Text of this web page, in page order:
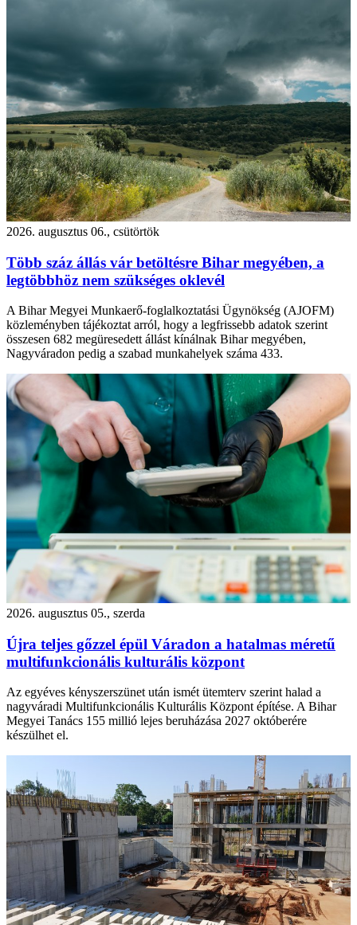
2026. augusztus 06., csütörtök
Több száz állás vár betöltésre Bihar megyében, a
legtöbbhöz nem szükséges oklevél
A Bihar Megyei Munkaerő-foglalkoztatási Ügynökség (AJOFM)
közleményben tájékoztat arról, hogy a legfrissebb adatok szerint
összesen 682 megüresedett állást kínálnak Bihar megyében,
Nagyváradon pedig a szabad munkahelyek száma 433.
2026. augusztus 05., szerda
Újra teljes gőzzel épül Váradon a hatalmas méretű
multifunkcionális kulturális központ
Az egyéves kényszerszünet után ismét ütemterv szerint halad a
nagyváradi Multifunkcionális Kulturális Központ építése. A Bihar
Megyei Tanács 155 millió lejes beruházása 2027 októberére
készülhet el.